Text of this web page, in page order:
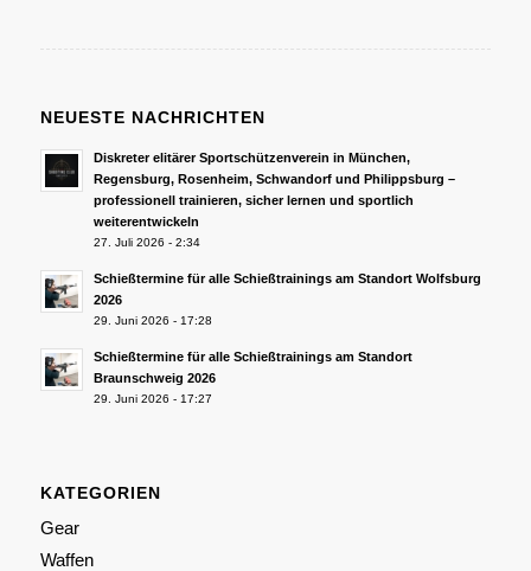
NEUESTE NACHRICHTEN
Diskreter elitärer Sportschützenverein in München,
Regensburg, Rosenheim, Schwandorf und Philippsburg –
professionell trainieren, sicher lernen und sportlich
weiterentwickeln
27. Juli 2026 - 2:34
Schießtermine für alle Schießtrainings am Standort Wolfsburg
2026
29. Juni 2026 - 17:28
Schießtermine für alle Schießtrainings am Standort
Braunschweig 2026
29. Juni 2026 - 17:27
KATEGORIEN
Gear
Waffen